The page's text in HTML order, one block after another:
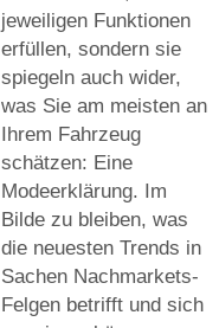
jeweiligen Funktionen
erfüllen, sondern sie
spiegeln auch wider,
was Sie am meisten an
Ihrem Fahrzeug
schätzen: Eine
Modeerklärung. Im
Bilde zu bleiben, was
die neuesten Trends in
Sachen Nachmarkets-
Felgen betrifft und sich